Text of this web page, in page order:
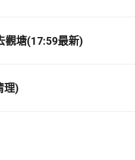
觀塘(17:59最新)
理)